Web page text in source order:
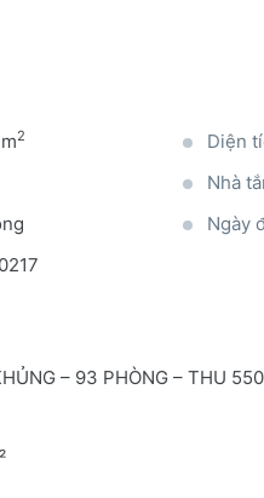
2 Diện
Nhà
Ngày
– 93 PHÒNG – THU